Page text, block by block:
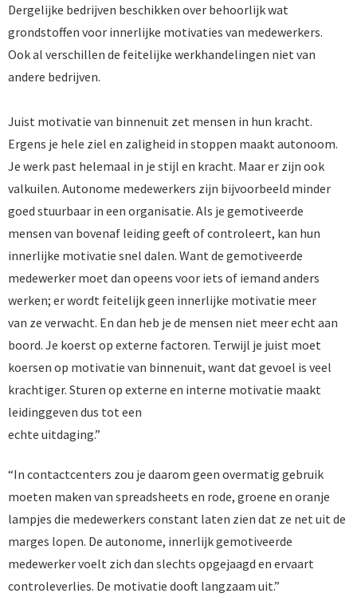
Dergelijke bedrijven beschikken over behoorlijk wat
grondstoffen voor innerlijke motivaties van medewerkers.
Ook al verschillen de feitelijke werkhandelingen niet van
andere bedrijven.
Juist motivatie van binnenuit zet mensen in hun kracht.
Ergens je hele ziel en zaligheid in stoppen maakt autonoom.
Je werk past helemaal in je stijl en kracht. Maar er zijn ook
valkuilen. Autonome medewerkers zijn bijvoorbeeld minder
goed stuurbaar in een organisatie. Als je gemotiveerde
mensen van bovenaf leiding geeft of controleert, kan hun
innerlijke motivatie snel dalen. Want de gemotiveerde
medewerker moet dan opeens voor iets of iemand anders
werken; er wordt feitelijk geen innerlijke motivatie meer
van ze verwacht. En dan heb je de mensen niet meer echt aan
boord. Je koerst op externe factoren. Terwijl je juist moet
koersen op motivatie van binnenuit, want dat gevoel is veel
krachtiger. Sturen op externe en interne motivatie maakt
leidinggeven dus tot een
echte uitdaging.”
“In contactcenters zou je daarom geen overmatig gebruik
moeten maken van spreadsheets en rode, groene en oranje
lampjes die medewerkers constant laten zien dat ze net uit de
marges lopen. De autonome, innerlijk gemotiveerde
medewerker voelt zich dan slechts opgejaagd en ervaart
controleverlies. De motivatie dooft langzaam uit.”